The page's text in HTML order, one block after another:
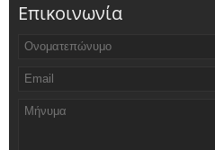
Επικοινωνία